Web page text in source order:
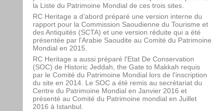
la Liste du Patrimoine Mondial de ces trois sites.
RC Heritage a d’abord préparé une version interne du
rapport pour la Commission Saoudienne du Tourisme et
des Antiquités (SCTA) et une version réduite qui a été
présentée par l'Arabie Saoudite au Comité du Patrimoine
Mondial en 2015.
RC Heritage a aussi préparé l'Etat De Conservation
(SOC) de Historic Jeddah, the Gate to Makkah requis
par le Comité du Patrimoine Mondial lors de l'inscription
du site en 2014. Le SOC a été remis au secrétariat du
Centre du Patrimoine Mondial en Janvier 2016 et
présenté au Comité du Patrimoine mondial en Juillet
2016 à Istanbul.